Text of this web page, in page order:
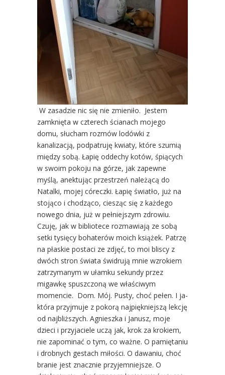
W zasadzie nic się nie zmieniło. Jestem
zamknięta w czterech ścianach mojego
domu, słucham rozmów lodówki z
kanalizacją, podpatruję kwiaty, które szumią
między sobą. Łapię oddechy kotów, śpiących
w swoim pokoju na górze, jak zapewne
myślą, anektując przestrzeń należącą do
Natalki, mojej córeczki. Łapię światło, już na
stojąco i chodząco, ciesząc się z każdego
nowego dnia, już w pełniejszym zdrowiu.
Czuję, jak w bibliotece rozmawiają ze sobą
setki tysięcy bohaterów moich książek. Patrzę
na płaskie postaci ze zdjęć, to moi bliscy z
dwóch stron świata świdrują mnie wzrokiem
zatrzymanym w ułamku sekundy przez
migawkę spuszczoną we właściwym
momencie. Dom. Mój. Pusty, choć pełen. I ja-
która przyjmuje z pokorą najpiękniejszą lekcję
od najbliższych. Agnieszka i Janusz, moje
dzieci i przyjaciele uczą jak, krok za krokiem,
nie zapominać o tym, co ważne. O pamiętaniu
i drobnych gestach miłości. O dawaniu, choć
branie jest znacznie przyjemniejsze. O